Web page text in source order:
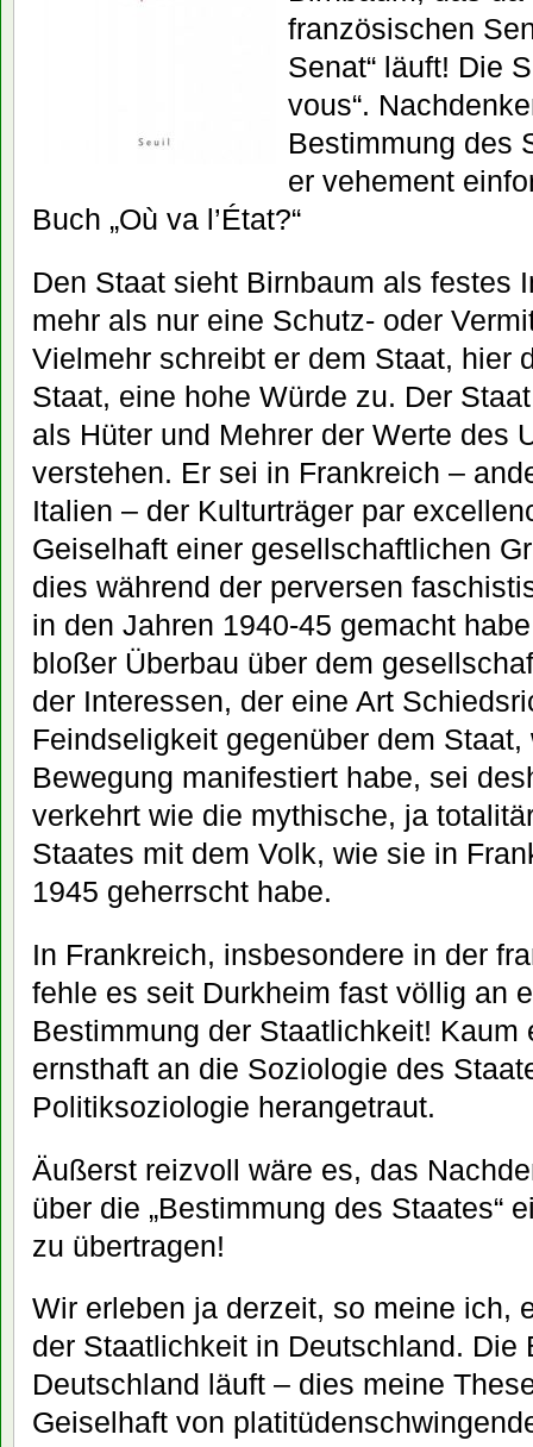
französischen
Senat“ läuft! Die
vous“.
Bestimmung des
er vehement
Buch „Où va l’État?“
Den Staat sieht Birnbaum als festes
mehr als nur eine Schutz- oder
Vielmehr schreibt er dem Staat, hier
Staat, eine hohe Würde zu. Der
als Hüter und Mehrer der Werte des
verstehen. Er sei in Frankreich –
Italien – der Kulturträger par
Geiselhaft einer gesellschaftlichen
dies während der perversen
in den Jahren 1940-45 gemacht
bloßer Überbau über dem
der Interessen, der eine Art
Feindseligkeit gegenüber dem
Bewegung manifestiert habe, sei
verkehrt wie die mythische, ja
Staates mit dem Volk, wie sie in
1945 geherrscht habe.
In Frankreich, insbesondere in der
fehle es seit Durkheim fast völlig an
Bestimmung der Staatlichkeit!
ernsthaft an die Soziologie des
Politiksoziologie herangetraut.
Äußerst reizvoll wäre es, das
über die „Bestimmung des Staates“
zu übertragen!
Wir erleben ja derzeit, so meine ich,
der Staatlichkeit in Deutschland. Die
Deutschland läuft – dies meine
Geiselhaft von